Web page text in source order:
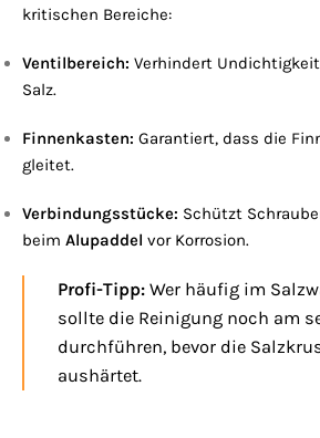
kritischen Bereiche:
Ventilbereich: Verhindert
Salz.
Finnenkasten: Garantiert, dass die
gleitet.
Verbindungsstücke: Schützt
beim Alupaddel vor Korrosion.
Profi-Tipp: Wer häufig im
sollte die Reinigung noch am
durchführen, bevor die
aushärtet.